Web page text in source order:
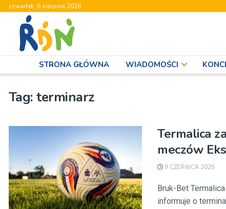
czwartek, 6 sierpnia 2026
STRONA GŁÓWNA WIADOMOŚCI
Tag:terminarz
Termalica
meczów
9 CZERWCA 2025
Bruk-Bet
informuje o